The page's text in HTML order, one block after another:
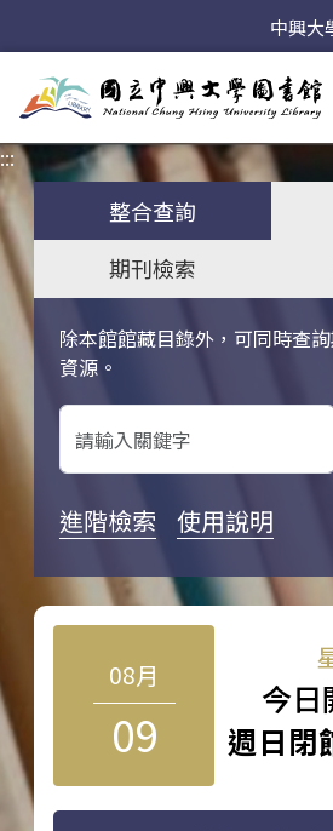
中興大
:::
整合查詢
期刊檢索
除本館館藏目錄外，可同時查
資源。
關鍵字搜尋
進階檢索 使用說明
08月
09
今日
週日